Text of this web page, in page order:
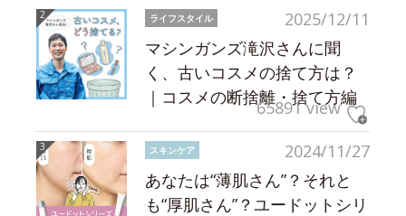
2025/12/11
ライフスタイル
マシンガンズ滝沢さんに聞
く、古いコスメの捨て方は？
｜コスメの断捨離・捨て方編
65891 view
2024/11/27
スキンケア
あなたは“薄肌さん”？それと
も“厚肌さん”？ユードットシリ